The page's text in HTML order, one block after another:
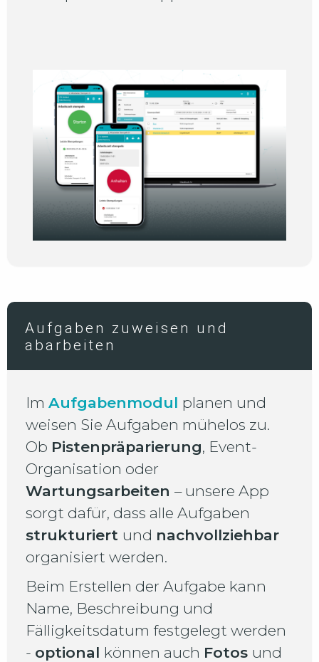
Aufgaben zuweisen und
abarbeiten
Im Aufgabenmodul planen und
weisen Sie Aufgaben mühelos zu.
Ob Pistenpräparierung, Event-
Organisation oder
Wartungsarbeiten – unsere App
sorgt dafür, dass alle Aufgaben
strukturiert und nachvollziehbar
organisiert werden.
Beim Erstellen der Aufgabe kann
Name, Beschreibung und
Fälligkeitsdatum festgelegt werden
- optional können auch Fotos und